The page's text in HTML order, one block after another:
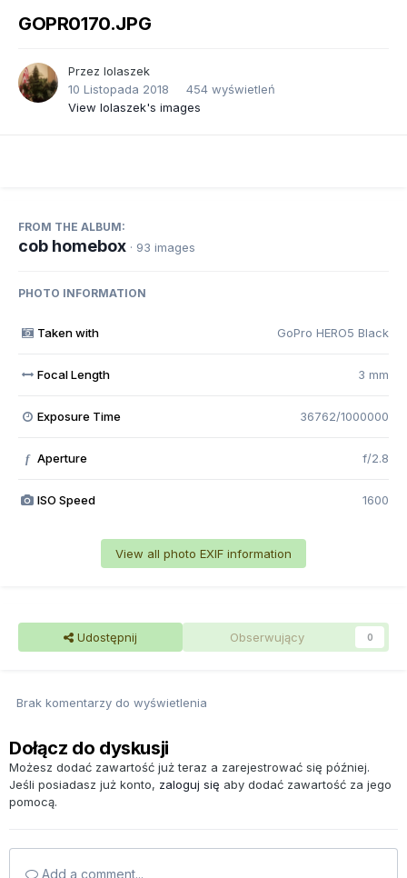
GOPR0170.JPG
Przez lolaszek
10 Listopada 2018
454 wyświetleń
View lolaszek's images
FROM THE ALBUM:
cob homebox · 93 images
PHOTO INFORMATION
Taken with GoPro HERO5 Black
Focal Length 3 mm
Exposure Time 36762/1000000
f Aperture f/2.8
ISO Speed 1600
View all photo EXIF information
Udostępnij Obserwujący 0
Brak komentarzy do wyświetlenia
Dołącz do dyskusji
Możesz dodać zawartość już teraz a zarejestrować się później.
Jeśli posiadasz już konto, zaloguj się aby dodać zawartość za jego
pomocą.
Add a comment...